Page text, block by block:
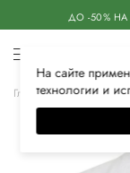
ДО -50%
Главная Женская
На сайте
технологии и